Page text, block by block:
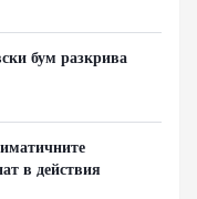
бум разкрива
в действия